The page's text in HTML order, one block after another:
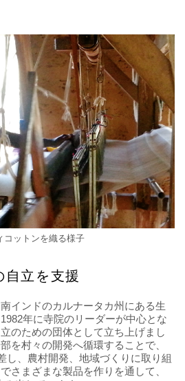
コットンを織る様子
自立を支援
インドのカルナータカ州にある生
年に寺院のリーダーが中心とな
のための団体として立ち上げまし
を村々の開発へ循環することで、
し、農村開発、地域づくりに取り組
さまざまな製品を作りを通して、